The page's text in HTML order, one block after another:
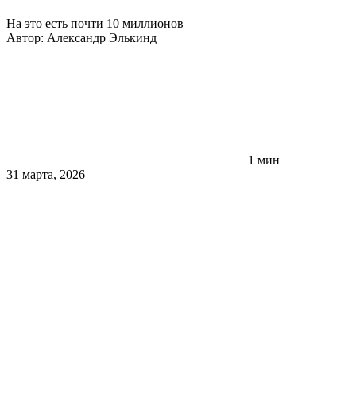
На это есть почти 10 миллионов
Автор: Александр Элькинд
1 мин
31 марта, 2026